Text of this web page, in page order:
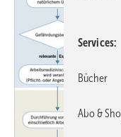
Services
Bücher
Abo &